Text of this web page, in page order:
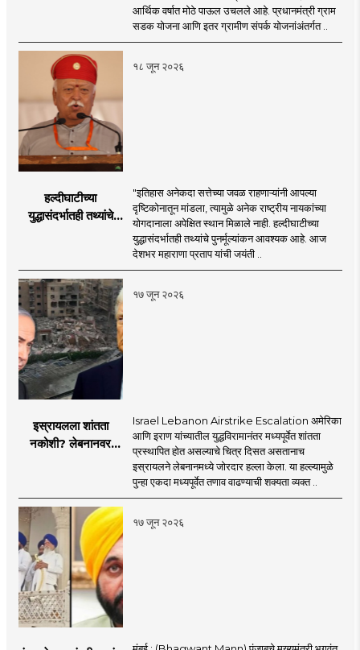
लक्ष्य!
आर्थिक वर्षात मोठे पाऊल उचलले आहे. प्रधानमंत्री ग्राम
सडक योजना आणि इतर ग्रामीण संपर्क योजनांअंतर्गत ..
१८ जून २०२६
हल्दीघाटीच्या
युद्धासंदर्भातही तथ्यांचे
मोहनजी भागवत
"इतिहास अनेकदा सत्तेच्या जवळ राहणाऱ्यांनी आपल्या
दृष्टिकोनातून मांडला, त्यामुळे अनेक राष्ट्रीय नायकांच्या
योगदानाला अपेक्षित स्थान मिळाले नाही. हल्दीघाटीच्या
युद्धासंदर्भातही तथ्यांचे पुनर्मूल्यांकन आवश्यक आहे. आज
देशभर महाराणा प्रताप यांची जयंती ..
१७ जून २०२६
इस्रायलला शांतता
नकोशी? लेबनानवर
इराण-अमेरिकेत आरोप-
प्रत्यारोप
Israel Lebanon Airstrike Escalation अमेरिका
आणि इराण यांच्यातील युद्धविरामानंतर मध्यपूर्वेत शांतता
प्रस्थापित होत असल्याचे चित्र दिसत असतानाच
इस्रायलने लेबनानमध्ये जोरदार हल्ला केला. या हल्ल्यामुळे
पुन्हा एकदा मध्यपूर्वेत तणाव वाढण्याची शक्यता व्यक्त ..
१७ जून २०२६